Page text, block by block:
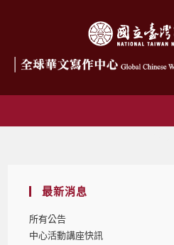
最新消息
所有公告
中心活動講座快訊